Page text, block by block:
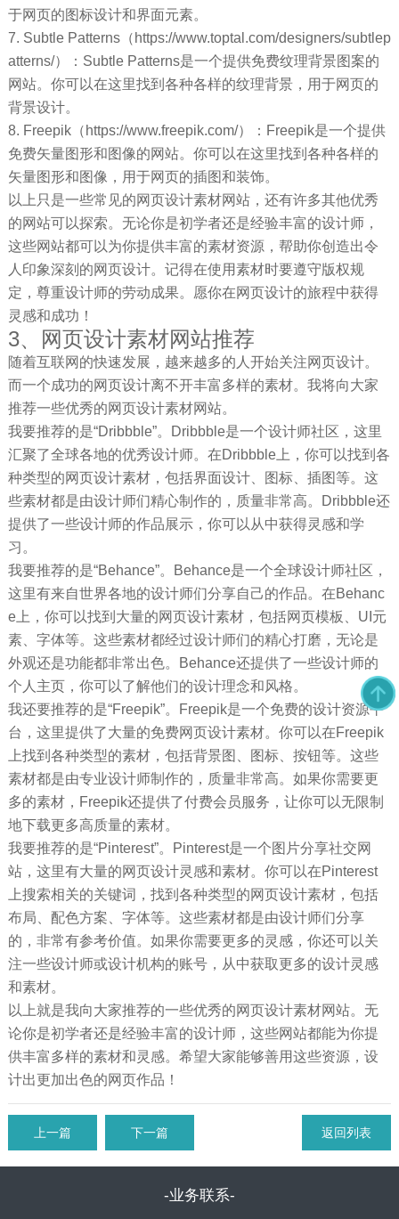
于网页的图标设计和界面元素。
7. Subtle Patterns（https://www.toptal.com/designers/subtlep
atterns/）：Subtle Patterns是一个提供免费纹理背景图案的
网站。你可以在这里找到各种各样的纹理背景，用于网页的
背景设计。
8. Freepik（https://www.freepik.com/）：Freepik是一个提供
免费矢量图形和图像的网站。你可以在这里找到各种各样的
矢量图形和图像，用于网页的插图和装饰。
以上只是一些常见的网页设计素材网站，还有许多其他优秀
的网站可以探索。无论你是初学者还是经验丰富的设计师，
这些网站都可以为你提供丰富的素材资源，帮助你创造出令
人印象深刻的网页设计。记得在使用素材时要遵守版权规
定，尊重设计师的劳动成果。愿你在网页设计的旅程中获得
灵感和成功！
3、网页设计素材网站推荐
随着互联网的快速发展，越来越多的人开始关注网页设计。
而一个成功的网页设计离不开丰富多样的素材。我将向大家
推荐一些优秀的网页设计素材网站。
我要推荐的是“Dribbble”。Dribbble是一个设计师社区，这里
汇聚了全球各地的优秀设计师。在Dribbble上，你可以找到各
种类型的网页设计素材，包括界面设计、图标、插图等。这
些素材都是由设计师们精心制作的，质量非常高。Dribbble还
提供了一些设计师的作品展示，你可以从中获得灵感和学
习。
我要推荐的是“Behance”。Behance是一个全球设计师社区，
这里有来自世界各地的设计师们分享自己的作品。在Behanc
e上，你可以找到大量的网页设计素材，包括网页模板、UI元
素、字体等。这些素材都经过设计师们的精心打磨，无论是
外观还是功能都非常出色。Behance还提供了一些设计师的
个人主页，你可以了解他们的设计理念和风格。
我还要推荐的是“Freepik”。Freepik是一个免费的设计资源平
台，这里提供了大量的免费网页设计素材。你可以在Freepik
上找到各种类型的素材，包括背景图、图标、按钮等。这些
素材都是由专业设计师制作的，质量非常高。如果你需要更
多的素材，Freepik还提供了付费会员服务，让你可以无限制
地下载更多高质量的素材。
我要推荐的是“Pinterest”。Pinterest是一个图片分享社交网
站，这里有大量的网页设计灵感和素材。你可以在Pinterest
上搜索相关的关键词，找到各种类型的网页设计素材，包括
布局、配色方案、字体等。这些素材都是由设计师们分享
的，非常有参考价值。如果你需要更多的灵感，你还可以关
注一些设计师或设计机构的账号，从中获取更多的设计灵感
和素材。
以上就是我向大家推荐的一些优秀的网页设计素材网站。无
论你是初学者还是经验丰富的设计师，这些网站都能为你提
供丰富多样的素材和灵感。希望大家能够善用这些资源，设
计出更加出色的网页作品！
上一篇 下一篇 返回列表
-业务联系-